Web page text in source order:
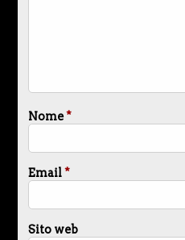
Nome*
Email*
Sito web